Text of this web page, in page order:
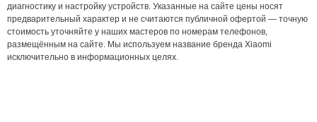
диагностику и настройку устройств. Указанные на сайте цены носят
предварительный характер и не считаются публичной офертой — точную
стоимость уточняйте у наших мастеров по номерам телефонов,
размещённым на сайте. Мы используем название бренда Xiaomi
исключительно в информационных целях.